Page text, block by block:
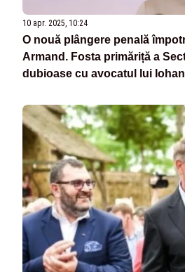
10 apr. 2025, 10:24
O nouă plângere penală
Armand. Fosta primăriță a
dubioase cu avocatul lui